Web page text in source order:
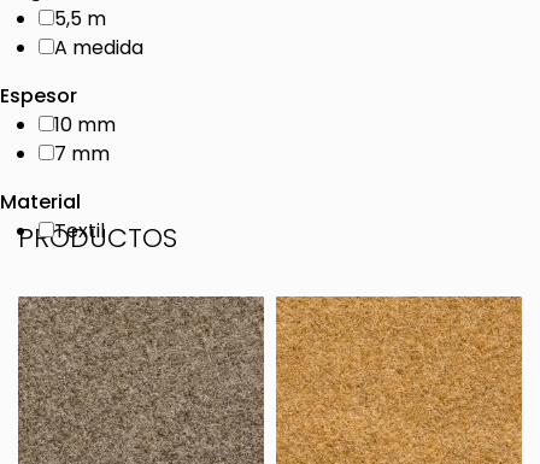
5,5 m
A medida
Espesor
10 mm
7 mm
Material
Textil
PRODUCTOS